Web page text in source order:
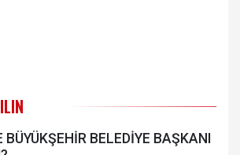
BÜYÜKŞEHİR BELEDİYE BAŞKANI